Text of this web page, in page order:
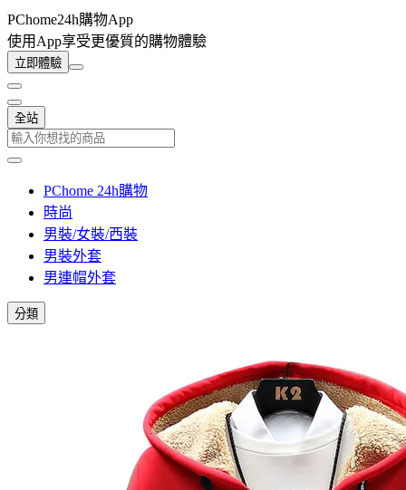
PChome24h購物App
使用App享受更優質的購物體驗
立即體驗
全站
PChome 24h購物
時尚
男裝/女裝/西裝
男裝外套
男連帽外套
分類